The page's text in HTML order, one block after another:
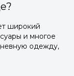
широкий
и многое
одежду,